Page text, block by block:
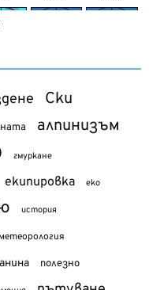
Ски
алпинизъм
гмуркане
екипировка еко
история
метеорология
полезно